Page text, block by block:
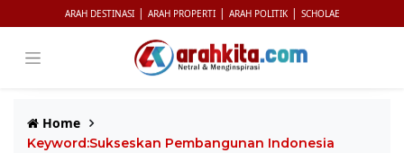
ARAH DESTINASI | ARAH PROPERTI | ARAH POLITIK | SCHOLAE
Home
Keyword:Sukseskan Pembangunan Indonesia